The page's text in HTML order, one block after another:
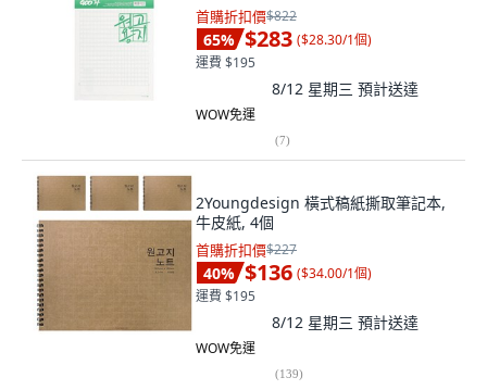
首購折扣價$822
65% $283 ($28.30/1個)
運費 $195
8/12 星期三 預計送達
WOW免運
(7)
2Youngdesign 橫式稿紙撕取筆記本,
牛皮紙, 4個
首購折扣價$227
40% $136 ($34.00/1個)
運費 $195
8/12 星期三 預計送達
WOW免運
(139)